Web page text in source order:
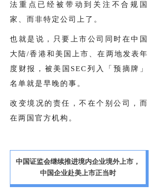
法重点已经被带动到关注不合规国
家、而非特定公司上了。
也就是说，只要上市公司同时在中国
大陆/香港和美国上市、在两地发表年
度财报，被美国SEC列入「预摘牌」
名单就是早晚的事。
改变境况的责任，不在个别公司，而
在两国官方机构。
中国证监会继续推进境内企业境外上市，
中国企业赴美上市正当时